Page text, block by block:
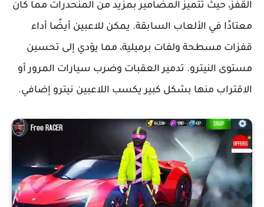
القفز، حيث تتميز المضامير بمزيد من المنحدرات مما كان
معتادًا في الألعاب السابقة. يمكن للاعبين أيضًا أداء
قفزات مسطحة ولفات برميلية، مما يؤدي إلى تحسين
مستوى النيترو. تدمير العقبات وضرب سيارات المرور أو
الاقتراب منها بشكل كبير يكسب اللاعبين نيترو إضافي.